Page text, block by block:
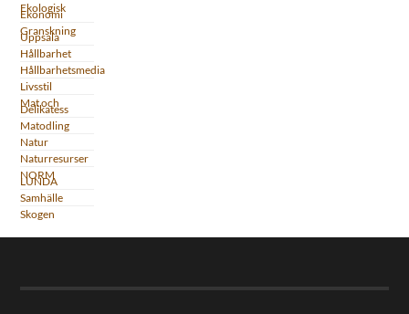
Ekologisk
Ekonomi
Granskning
Uppsala
Hållbarhet
Hållbarhetsmedia
Livsstil
Mat och
Delikatess
Matodling
Natur
Naturresurser
NORM
LUNDA
Samhälle
Skogen